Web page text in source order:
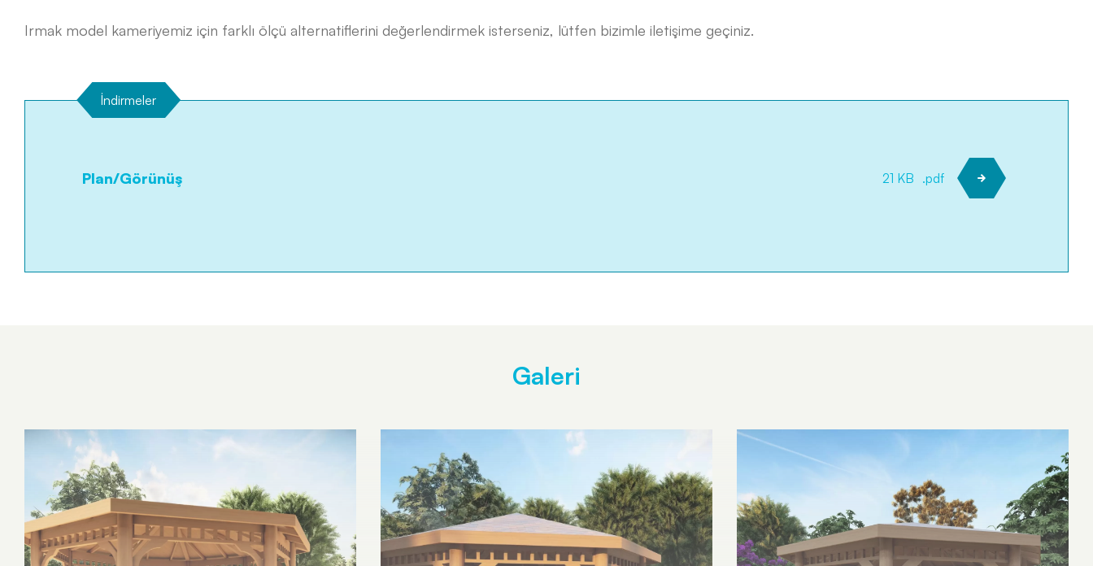
Irmak model kameriyemiz için farklı ölçü alternatiflerini değerlendirmek isterseniz, lütfen bizimle iletişime geçiniz.
İndirmeler
Plan/Görünüş 21 KB .pdf
Galeri